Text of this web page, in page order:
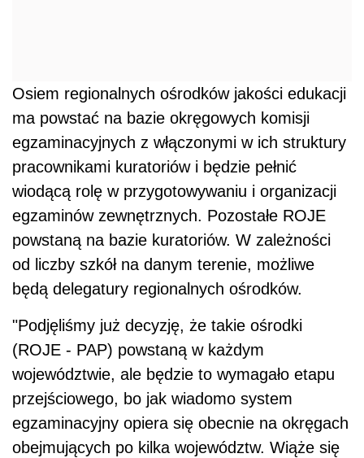
Osiem regionalnych ośrodków jakości edukacji
ma powstać na bazie okręgowych komisji
egzaminacyjnych z włączonymi w ich struktury
pracownikami kuratoriów i będzie pełnić
wiodącą rolę w przygotowywaniu i organizacji
egzaminów zewnętrznych. Pozostałe ROJE
powstaną na bazie kuratoriów. W zależności
od liczby szkół na danym terenie, możliwe
będą delegatury regionalnych ośrodków.
"Podjęliśmy już decyzję, że takie ośrodki
(ROJE - PAP) powstaną w każdym
województwie, ale będzie to wymagało etapu
przejściowego, bo jak wiadomo system
egzaminacyjny opiera się obecnie na okręgach
obejmujących po kilka województw. Wiąże się